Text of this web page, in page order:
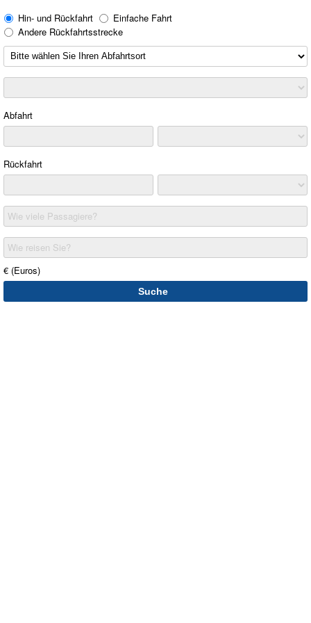
Hin- und Rückfahrt
Einfache Fahrt
Andere Rückfahrtsstrecke
Abfahrt
Rückfahrt
Wie viele Passagiere?
Wie reisen Sie?
€ (Euros)
Suche